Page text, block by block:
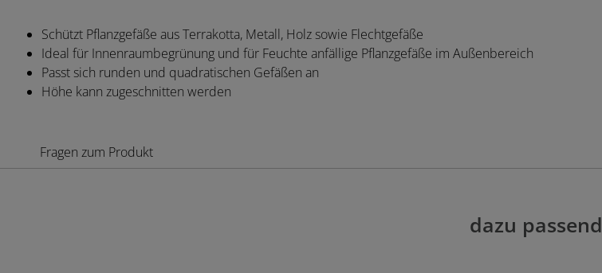
Schützt Pflanzgefäße aus Terrakotta, Metall, Holz sowie Flechtgefäße
Ideal für Innenraumbegrünung und für Feuchte anfällige Pflanzgefäße im Außenbereich
Passt sich runden und quadratischen Gefäßen an
Höhe kann zugeschnitten werden
Fragen zum Produkt
dazu passend